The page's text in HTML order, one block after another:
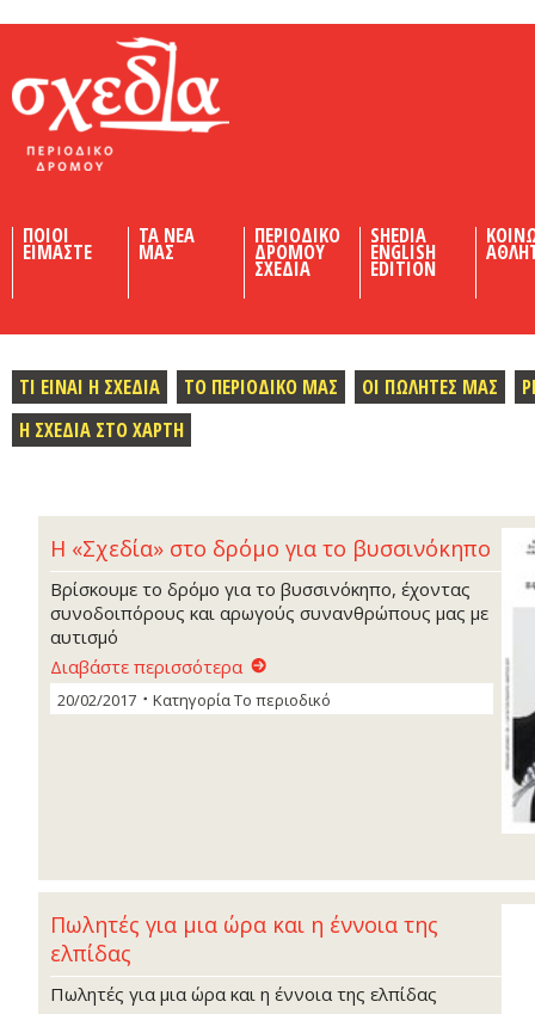
ΠΟΙΟΙ
ΕΙΜΑΣΤΕ
ΤΑ ΝΕΑ
ΜΑΣ
ΠΕΡΙΟΔΙΚΟ
ΔΡΟΜΟΥ
ΣΧΕΔΙΑ
SHEDIA
ENGLISH
EDITION
ΤΙ ΕΙΝΑΙ Η ΣΧΕΔΙΑ ΤΟ ΠΕΡΙΟΔΙΚΟ ΜΑΣ ΟΙ ΠΩΛΗΤΕΣ ΜΑΣ
Η ΣΧΕΔΙΑ ΣΤΟ ΧΑΡΤΗ
Η «Σχεδία» στο δρόμο για το βυσσινόκηπο
Βρίσκουμε το δρόμο για το βυσσινόκηπο, έχοντας
συνοδοιπόρους και αρωγούς συνανθρώπους μας με
αυτισμό
Διαβάστε περισσότερα
20/02/2017 ΚατηγορίαΤο περιοδικό
Πωλητές για μια ώρα και η έννοια της
ελπίδας
Πωλητές για μια ώρα και η έννοια της ελπίδας